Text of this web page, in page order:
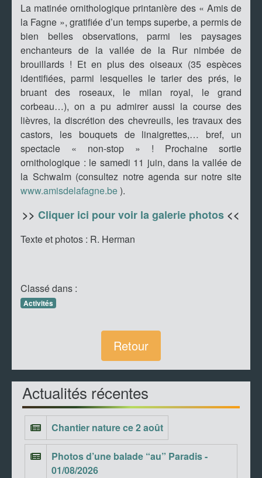
La matinée ornithologique printanière des « Amis de
la Fagne », gratifiée d’un temps superbe, a permis de
bien belles observations, parmi les paysages
enchanteurs de la vallée de la Rur nimbée de
brouillards ! Et en plus des oiseaux (35 espèces
identifiées, parmi lesquelles le tarier des prés, le
bruant des roseaux, le milan royal, le grand
corbeau…), on a pu admirer aussi la course des
lièvres, la discrétion des chevreuils, les travaux des
castors, les bouquets de linaigrettes,… bref, un
spectacle « non-stop » ! Prochaine sortie
ornithologique : le samedi 11 juin, dans la vallée de
la Schwalm (consultez notre agenda sur notre site
www.amisdelafagne.be).
>> Cliquer ici pour voir la galerie photos <<
Texte et photos : R. Herman
Classé dans :
Activités
Retour
Actualités récentes
Chantier nature ce 2 août
Photos d’une balade “au” Paradis -
01/08/2026